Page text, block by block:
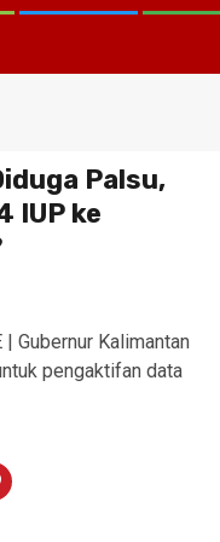
Palsu,
IUP ke
Gubernur Kalimantan
pengaktifan data